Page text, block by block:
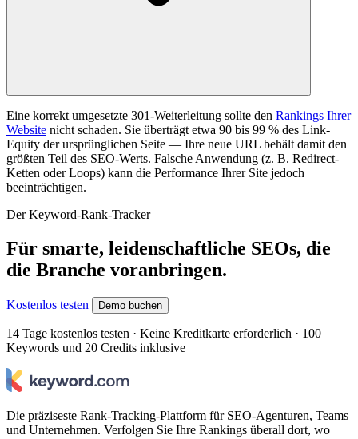
Eine korrekt umgesetzte 301-Weiterleitung sollte den Rankings Ihrer
Website nicht schaden. Sie überträgt etwa 90 bis 99 % des Link-
Equity der ursprünglichen Seite — Ihre neue URL behält damit den
größten Teil des SEO-Werts. Falsche Anwendung (z. B. Redirect-
Ketten oder Loops) kann die Performance Ihrer Site jedoch
beeinträchtigen.
Der Keyword-Rank-Tracker
Für smarte, leidenschaftliche SEOs, die
die Branche voranbringen.
Kostenlos testen Demo buchen
14 Tage kostenlos testen · Keine Kreditkarte erforderlich · 100
Keywords und 20 Credits inklusive
Die präziseste Rank-Tracking-Plattform für SEO-Agenturen, Teams
und Unternehmen. Verfolgen Sie Ihre Rankings überall dort, wo